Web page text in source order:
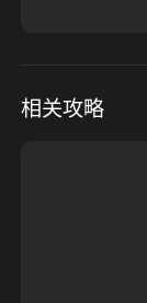
相关攻略